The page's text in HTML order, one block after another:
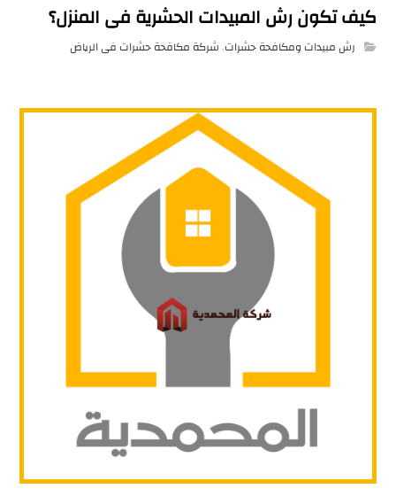
كيف تكون رش المبيدات الحشرية فى المنزل؟
رش مبيدات ومكافحة حشرات, شركة مكافحة حشرات فى الرياض